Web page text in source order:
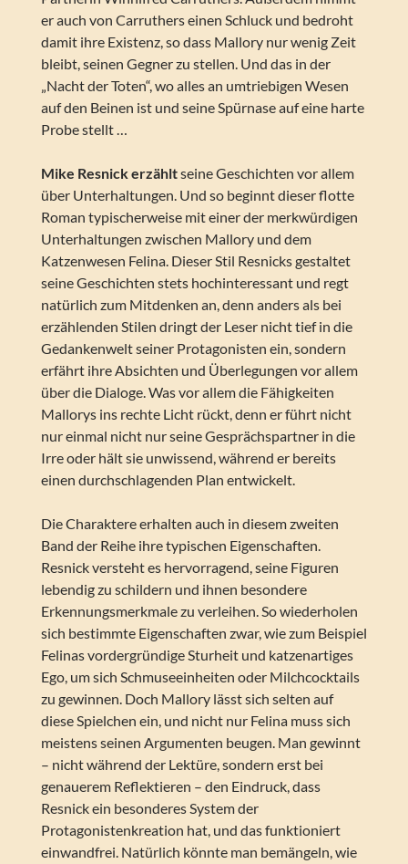
er auch von Carruthers einen Schluck und bedroht
damit ihre Existenz, so dass Mallory nur wenig Zeit
bleibt, seinen Gegner zu stellen. Und das in der
„Nacht der Toten“, wo alles an umtriebigen Wesen
auf den Beinen ist und seine Spürnase auf eine harte
Probe stellt …
Mike Resnick erzähltseine Geschichten vor allem
über Unterhaltungen. Und so beginnt dieser flotte
Roman typischerweise mit einer der merkwürdigen
Unterhaltungen zwischen Mallory und dem
Katzenwesen Felina. Dieser Stil Resnicks gestaltet
seine Geschichten stets hochinteressant und regt
natürlich zum Mitdenken an, denn anders als bei
erzählenden Stilen dringt der Leser nicht tief in die
Gedankenwelt seiner Protagonisten ein, sondern
erfährt ihre Absichten und Überlegungen vor allem
über die Dialoge. Was vor allem die Fähigkeiten
Mallorys ins rechte Licht rückt, denn er führt nicht
nur einmal nicht nur seine Gesprächspartner in die
Irre oder hält sie unwissend, während er bereits
einen durchschlagenden Plan entwickelt.
Die Charaktere erhalten auch in diesem zweiten
Band der Reihe ihre typischen Eigenschaften.
Resnick versteht es hervorragend, seine Figuren
lebendig zu schildern und ihnen besondere
Erkennungsmerkmale zu verleihen. So wiederholen
sich bestimmte Eigenschaften zwar, wie zum Beispiel
Felinas vordergründige Sturheit und katzenartiges
Ego, um sich Schmuseeinheiten oder Milchcocktails
zu gewinnen. Doch Mallory lässt sich selten auf
diese Spielchen ein, und nicht nur Felina muss sich
meistens seinen Argumenten beugen. Man gewinnt
– nicht während der Lektüre, sondern erst bei
genauerem Reflektieren – den Eindruck, dass
Resnick ein besonderes System der
Protagonistenkreation hat, und das funktioniert
einwandfrei. Natürlich könnte man bemängeln, wie